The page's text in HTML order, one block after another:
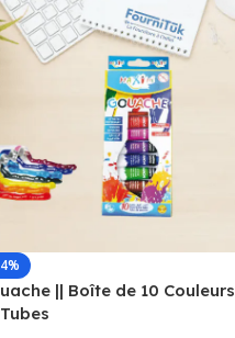
|| Boîte de 10 Couleurs